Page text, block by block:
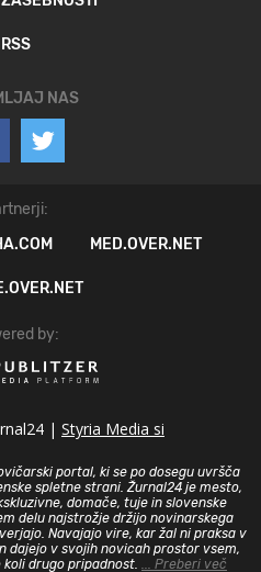
RSS
NAS
MED.OVER.NET
by:
| Styria Media si
portal, ki se po dosegu uvršča
spletne strani. Žurnal24 je mesto,
domače, tuje in slovenske
delu najstrožje držijo novinarskega
Navajajo vire, kar žal ni praksa v
dajejo v svojih novicah prostor vsem,
drugo pripadnost.
... Preberi več